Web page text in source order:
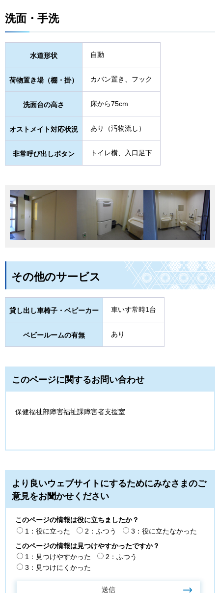
洗面・手洗
水道形状 自動
荷物置き場（棚・掛） カバン置き、フック
洗面台の高さ 床から75cm
オストメイト対応状況 あり（汚物流し）
非常呼び出しボタン トイレ横、入口足下
その他のサービス
貸し出し車椅子・ベビーカー 車いす常時1台
ベビールームの有無 あり
このページに関するお問い合わせ
保健福祉部障害福祉課障害者支援室
より良いウェブサイトにするためにみなさまのご
意見をお聞かせください
このページの情報は役に立ちましたか？
1：役に立った
2：ふつう
3：役に立たなかった
このページの情報は見つけやすかったですか？
1：見つけやすかった
2：ふつう
3：見つけにくかった